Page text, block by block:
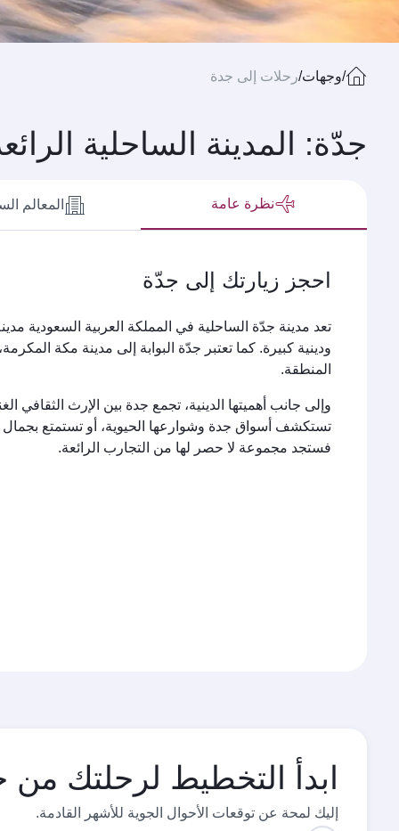
/وجهات/رحلات إلى جدة
جدّة: المدينة الساحلية
نظرة عامة المعالم
احجز زيارتك إلى جدّة
تعد مدينة جدّة الساحلية في المملكة العربية السعودية
ودينية كبيرة. كما تعتبر جدّة البوابة إلى مدينة مكة
المنطقة.
وإلى جانب أهميتها الدينية، تجمع جدة بين الإرث الثقافي
تستكشف أسواق جدة وشوارعها الحيوية، أو تستمتع بجمال
فستجد مجموعة لا حصر لها من التجارب الرائعة.
ابدأ التخطيط لرحلتك
إليك لمحة عن توقعات الأحوال الجوية للأشهر القادمة.